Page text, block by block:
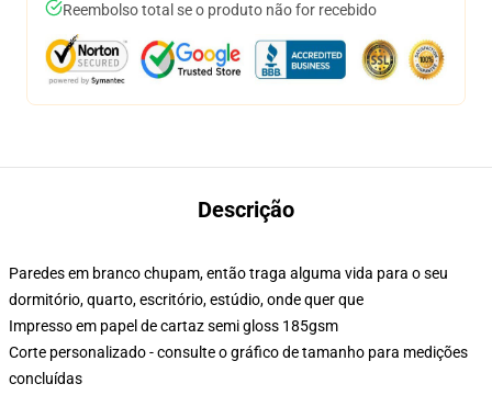
Reembolso total se o produto não for recebido
Descrição
Paredes em branco chupam, então traga alguma vida para o seu
dormitório, quarto, escritório, estúdio, onde quer que
Impresso em papel de cartaz semi gloss 185gsm
Corte personalizado - consulte o gráfico de tamanho para medições
concluídas